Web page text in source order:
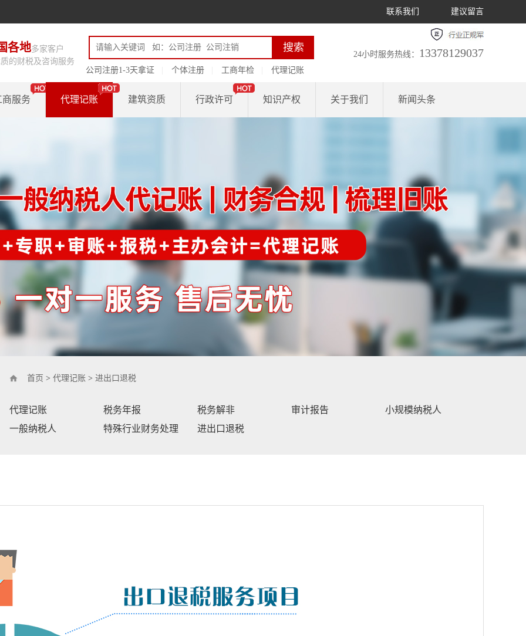
联系我们 建议留言
各地多家客户
的财税及咨询服务
公司注册1-3天拿证
个体注册 工商年检 代理记账
24小时服务热线： 13378129037
商服务 代理记账 建筑资质 行政许可 知识产权 关于我们 新闻头条
首页 > 代理记账 > 进出口退税
代理记账 税务年报 税务解非 审计报告
小规模纳税人
一般纳税人
特殊行业财务处理 进出口退税